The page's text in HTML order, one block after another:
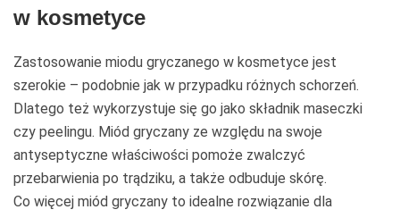
w kosmetyce
Zastosowanie miodu gryczanego w kosmetyce jest
szerokie – podobnie jak w przypadku różnych schorzeń.
Dlatego też wykorzystuje się go jako składnik maseczki
czy peelingu. Miód gryczany ze względu na swoje
antyseptyczne właściwości pomoże zwalczyć
przebarwienia po trądziku, a także odbuduje skórę.
Co więcej miód gryczany to idealne rozwiązanie dla